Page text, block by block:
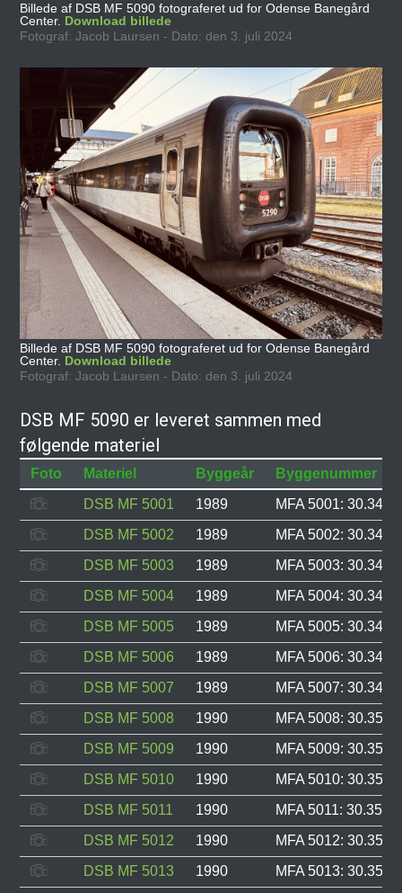
Billede af DSB MF 5090 fotograferet ud for Odense Banegård
Center. Download billede
Fotograf: Jacob Laursen - Dato: den 3. juli 2024
Billede af DSB MF 5090 fotograferet ud for Odense Banegård
Center. Download billede
Fotograf: Jacob Laursen - Dato: den 3. juli 2024
DSB MF 5090 er leveret sammen med
følgende materiel
Foto Materiel Byggeår
Byggenummer
DSB MF 5001
1989
MFA 5001:
DSB MF 5002
1989
MFA 5002:
DSB MF 5003
1989
MFA 5003:
DSB MF 5004
1989
MFA 5004:
DSB MF 5005
1989
MFA 5005:
DSB MF 5006
1989
MFA 5006:
DSB MF 5007
1989
MFA 5007:
DSB MF 5008
1990
MFA 5008:
DSB MF 5009
1990
MFA 5009:
DSB MF 5010
1990
MFA 5010:
DSB MF 5011
1990
MFA 5011: 30.353,
DSB MF 5012
1990
MFA 5012:
DSB MF 5013
1990
MFA 5013: